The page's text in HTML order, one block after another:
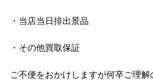
・当店当日排出景品
・その他買取保証
ご不便をおかけしますが何卒ご理